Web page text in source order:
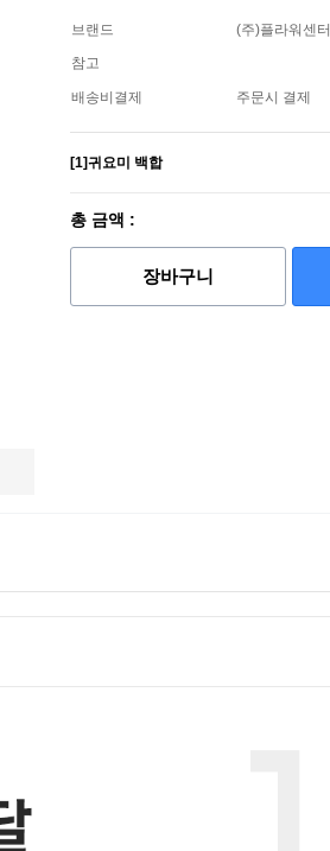
브랜드
(주)플라워센터
참고
배송비결제 주문시 결제
[1]귀요미 백합
총 금액 :
장바구니